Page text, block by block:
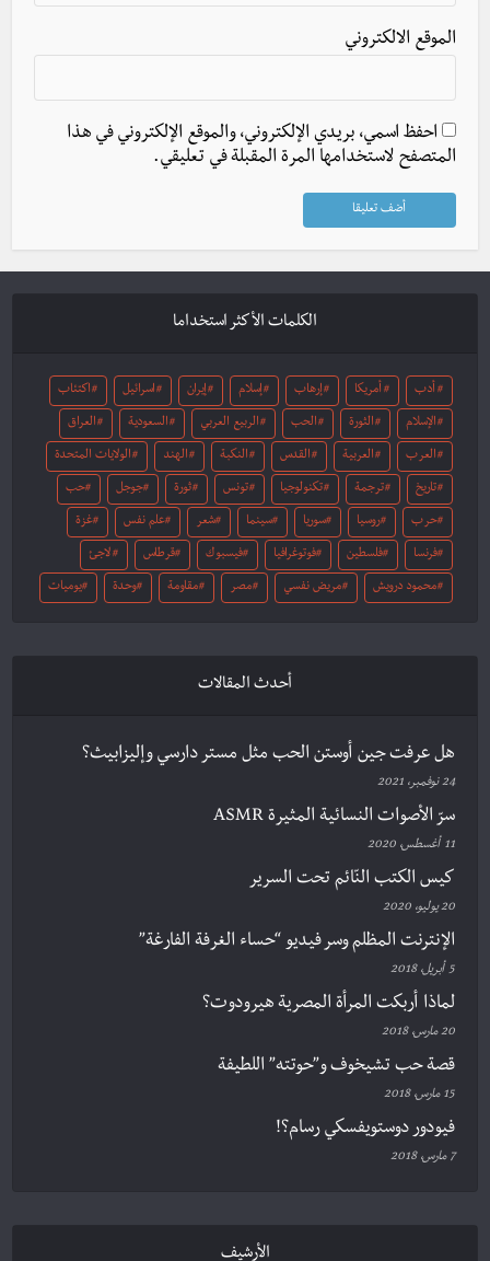
الموقع الالكتروني
احفظ اسمي، بريدي الإلكتروني، والموقع الإلكتروني في هذا
المتصفح لاستخدامها المرة المقبلة في تعليقي.
الكلمات الأكثر استخداما
أدب أمريكا إرهاب إسلام إيران اسرائيل اكتئاب
الإسلام الثورة الحب الربيع العربي السعودية العراق
العرب العربية القدس النكبة الهند الولايات المتحدة
تاريخ ترجمة تكنولوجيا تونس ثورة جوجل حب
حرب روسيا سوريا سينما شعر علم نفس غزة
فرنسا فلسطين فوتوغرافيا فيسبوك قرطاس لاجئ
محمود درويش مريض نفسي مصر مقاومة وحدة يوميات
أحدث المقالات
هل عرفت جين أوستن الحب مثل مستر دارسي وإليزابيث؟
24 نوفمبر، 2021
سرّ الأصوات النسائية المثيرة ASMR
11 أغسطس، 2020
كيس الكتب النّائم تحت السرير
20 يوليو، 2020
الإنترنت المظلم وسر فيديو “حساء الغرفة الفارغة”
5 أبريل، 2018
لماذا أربكت المرأة المصرية هيرودوت؟
20 مارس، 2018
قصة حب تشيخوف و”حوتته” اللطيفة
15 مارس، 2018
فيودور دوستويفسكي رسام؟!
7 مارس، 2018
الأرشيف